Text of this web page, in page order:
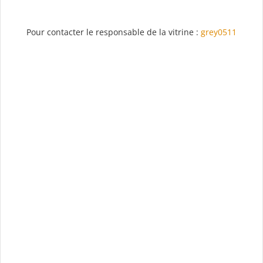
Pour contacter le responsable de la vitrine : grey0511